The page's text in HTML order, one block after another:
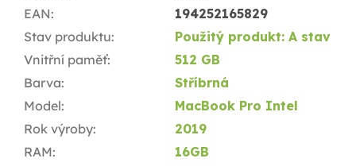
EAN:
194252165829
Stav produktu:
Použitý produkt: A stav
Vnitřní paměť:
512 GB
Barva:
Stříbrná
Model:
MacBook Pro Intel
Rok výroby:
2019
RAM:
16GB